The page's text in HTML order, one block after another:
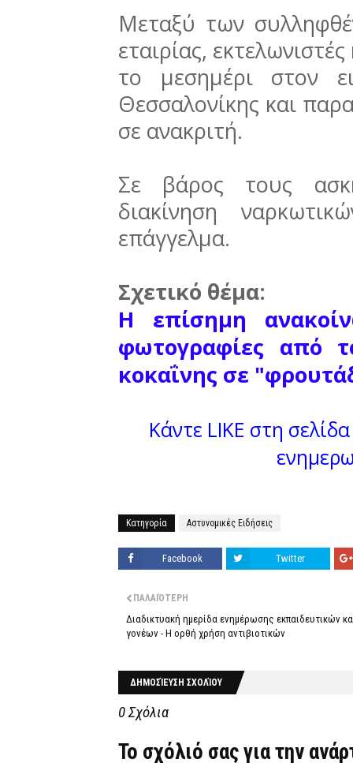
Μεταξύ των
εταιρίας,
το μεσημέρι στον
Θεσσαλονίκης και
σε ανακριτή.
Σε βάρος τους
διακίνηση
επάγγελμα.
Σχετικό θέμα:
Η επίσημη
φωτογραφίες από
κοκαΐνης σε
Κάντε LIKE στη
Κατηγορία Αστυνομικές Ειδήσεις
Facebook Twitter
ΠΑΛΑΙΌΤΕΡΗ
Διαδικτυακή ημερίδα ενημέρωσης εκπαιδευτικών
γονέων - Η ορθή χρήση αντιβιοτικών
ΔΗΜΟΣΊΕΥΣΗ ΣΧΟΛΊΟΥ
0 Σχόλια
Το σχόλιό σας για την